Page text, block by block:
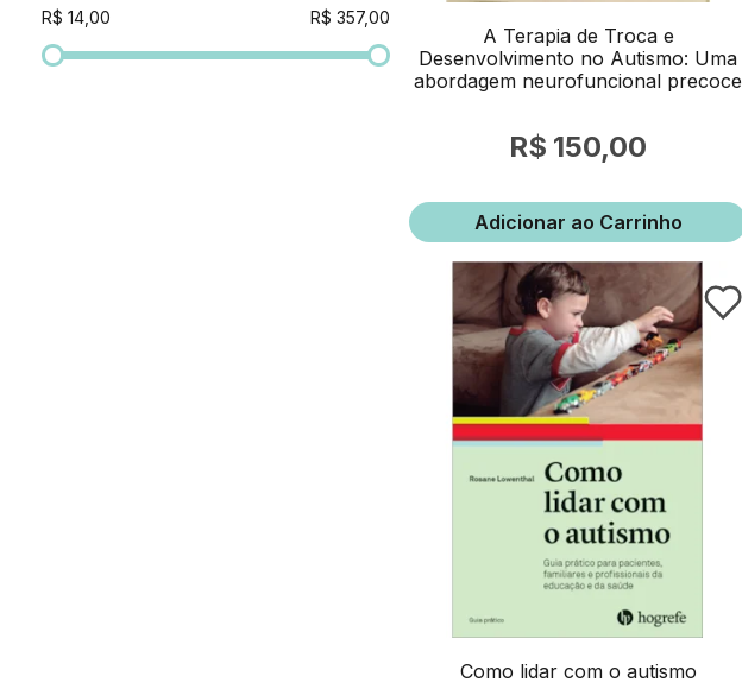
A Terapia de Troca e
Desenvolvimento no Autismo: Uma
abordagem neurofuncional precoce
150,00
Adicionar ao Carrinho
Como lidar com o autismo